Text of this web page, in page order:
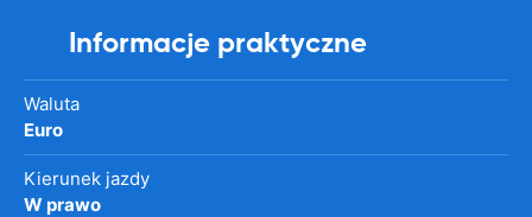
Informacje praktyczne
Waluta
Euro
Kierunek jazdy
W prawo